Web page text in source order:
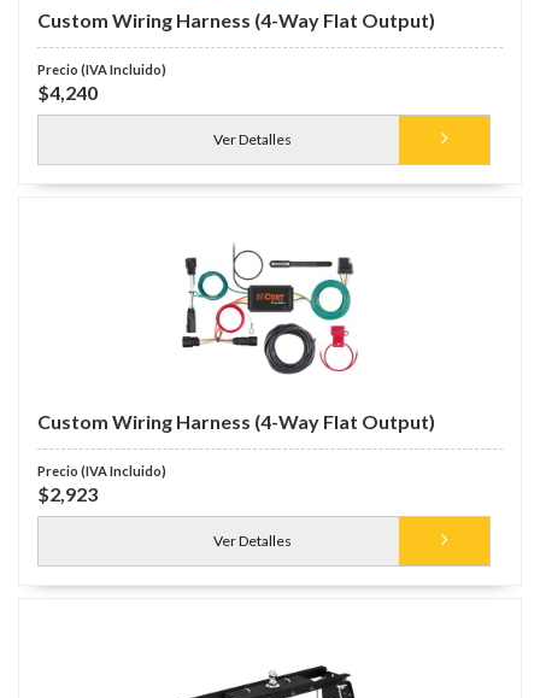
Custom Wiring Harness (4-Way Flat Output)
$4,240
Ver Detalles
Custom Wiring Harness (4-Way Flat Output)
$2,923
Ver Detalles